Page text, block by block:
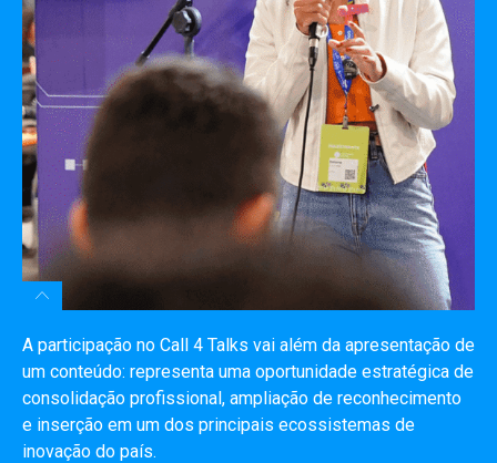
A participação no Call 4 Talks vai além da apresentação de
um conteúdo: representa uma oportunidade estratégica de
consolidação profissional, ampliação de reconhecimento
e inserção em um dos principais ecossistemas de
inovação do país.